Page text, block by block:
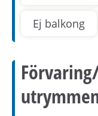
Ej balkong